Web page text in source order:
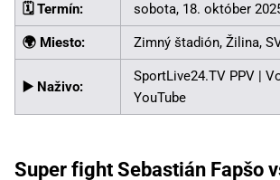
🗓️ Termín: sobota, 18. október
🌍 Miesto: Zimný štadión, Žilina,
▶️ Naživo:
SportLive24.TV PPV |
YouTube
Super fight Sebastián Fapšo